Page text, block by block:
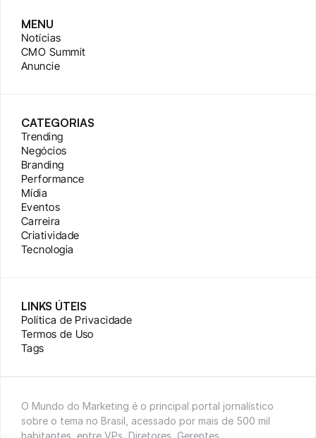
MENU
Notícias
CMO Summit
Anuncie
CATEGORIAS
Trending
Negócios
Branding
Performance
Mídia
Eventos
Carreira
Criatividade
Tecnologia
LINKS ÚTEIS
Política de Privacidade
Termos de Uso
Tags
O Mundo do Marketing é o principal portal jornalístico
sobre o tema no Brasil, acessado por mais de 500 mil
habitantes, entre VPs, Diretores, Gerentes,